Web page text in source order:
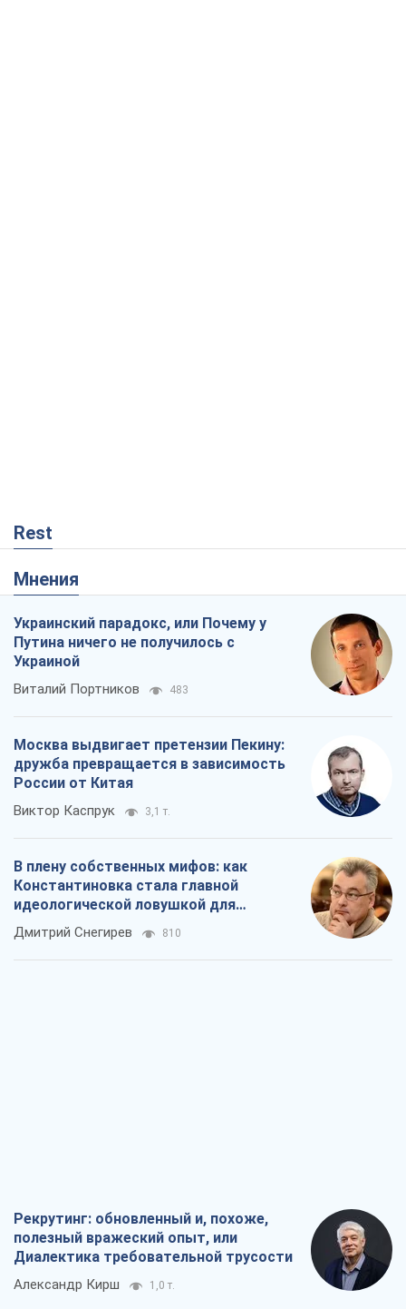
Rest
Мнения
Украинский парадокс, или Почему у
Путина ничего не получилось с
Украиной
Виталий Портников 483
Москва выдвигает претензии Пекину:
дружба превращается в зависимость
России от Китая
Виктор Каспрук 3,1 т.
В плену собственных мифов: как
Константиновка стала главной
идеологической ловушкой для
российских оккупантов
Дмитрий Снегирев 810
Рекрутинг: обновленный и, похоже,
полезный вражеский опыт, или
Диалектика требовательной трусости
Александр Кирш 1,0 т.